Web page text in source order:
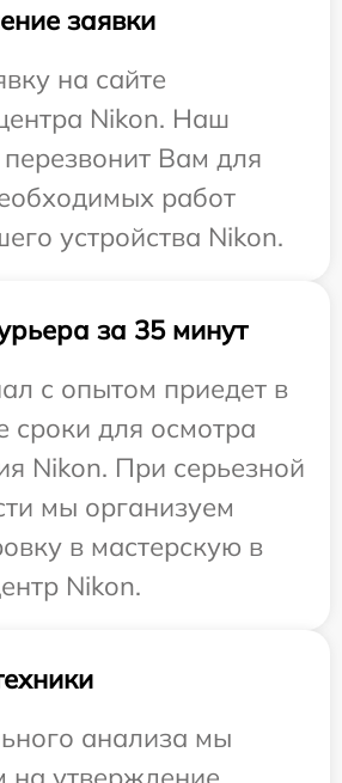
заявки
на сайте
Nikon. Наш
перезвонит Вам для
работ
устройства Nikon.
за 35 минут
с опытом приедет в
сроки для осмотра
Nikon. При серьезной
мы организуем
в мастерскую в
Nikon.
анализа мы